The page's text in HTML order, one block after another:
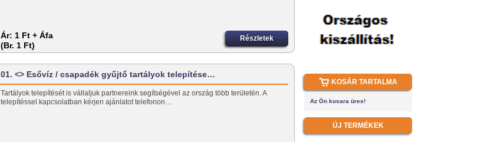
Ár: 1 Ft + Áfa
(Br. 1 Ft)
Részletek
01. <> Esővíz / csapadék gyűjtő tartályok telepítése…
Tartályok telepítését is vállaljuk partnereink segítségével az ország több területén. A
telepítéssel kapcsolatban kérjen ajánlatot telefonon…
KOSÁR TARTALMA
Az Ön kosara üres!
ÚJ TERMÉKEK